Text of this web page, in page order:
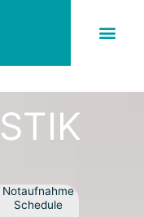
Notaufnahme
Schedule